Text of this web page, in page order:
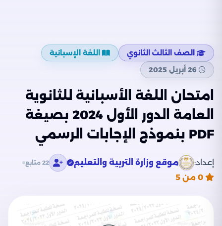
الصف الثالث الثانوي
اللغة الإسبانية
26 أبريل 2025
امتحان اللغة الأسبانية للثانوية
العامة الدور الأول 2024 بصيغة
PDF بنموذج الإجابات الرسمي
إعداد: موقع وزارة التربية والتعليم 22 متابع
0 من 5